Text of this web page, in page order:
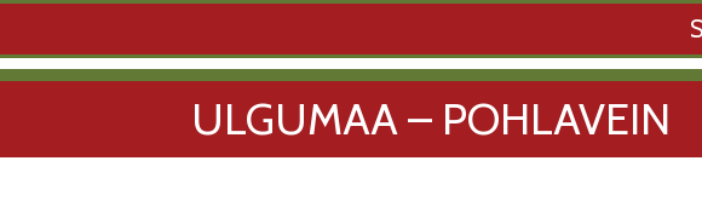
ULGUMAA – POHLAVEIN